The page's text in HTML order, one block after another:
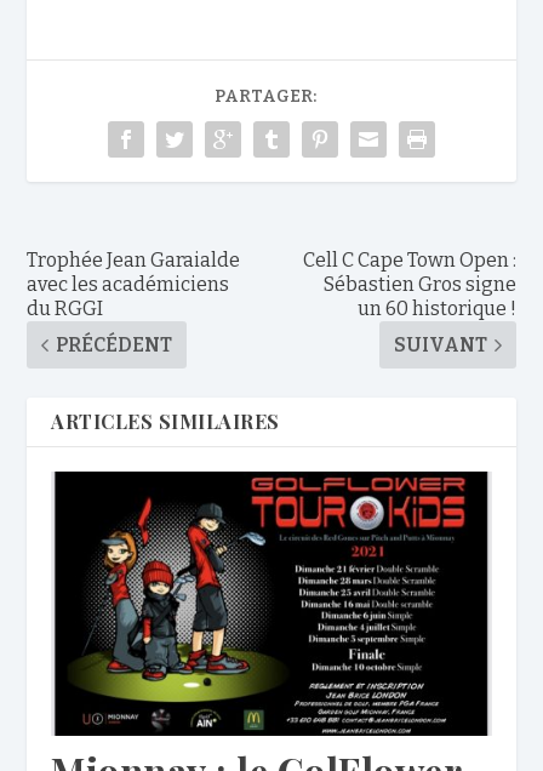
PARTAGER:
Trophée Jean Garaialde
avec les académiciens
du RGGI
PRÉCÉDENT
Cell C Cape Town Open :
Sébastien Gros signe
un 60 historique !
SUIVANT
ARTICLES SIMILAIRES